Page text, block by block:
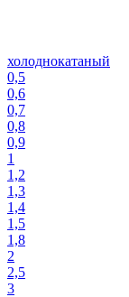
холоднокатаный
0,5
0,6
0,7
0,8
0,9
1
1,2
1,3
1,4
1,5
1,8
2
2,5
3